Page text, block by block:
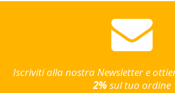
Iscriviti alla nostra Newsletter e
2% sul tuo ordine